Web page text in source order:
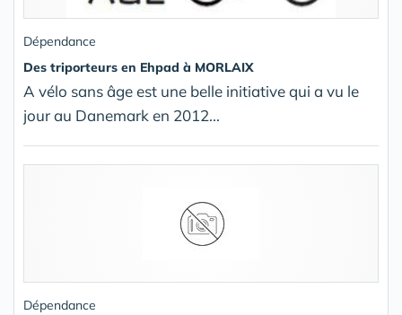
Dépendance
Des triporteurs en Ehpad à MORLAIX
A vélo sans âge est une belle initiative qui a vu le
jour au Danemark en 2012...
Dépendance